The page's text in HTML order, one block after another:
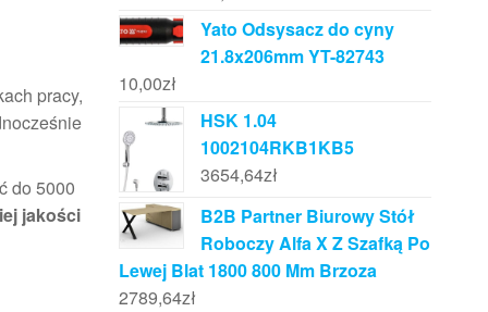
pracy,
do 5000
jakości
Yato Odsysacz do cyny
21.8x206mm YT-82743
10,00zł
HSK 1.04
1002104RKB1KB5
3654,64zł
B2B Partner Biurowy Stół
Roboczy Alfa X Z Szafką Po
Lewej Blat 1800 800 Mm Brzoza
2789,64zł